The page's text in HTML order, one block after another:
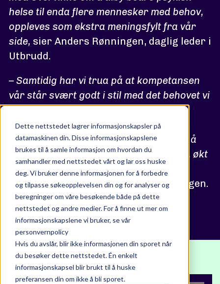
Dette nettstedet lagrer informasjonskapsler på
datamaskinen din. Disse informasjonskapslene
brukes til å samle informasjon om hvordan du
samhandler med nettstedet vårt og lar oss huske
deg. Vi bruker denne informasjonen for å forbedre
og tilpasse søkeopplevelsen din og for analyser og
beregninger om våre besøkende både på dette
nettstedet og andre medier. For å finne ut mer om
informasjonskapslene vi bruker, se vår
personvernpolicy
Hvis du avslår, blir ikke informasjonen din sporet når
du besøker dette nettstedet. Én enkelt
informasjonskapsel blir brukt til å huske
preferansen din om ikke å bli sporet.
helse til enda flere mennesker med behov,
oppleves som ekstra meningsfylt fra vår
side, sier Anders Rønningen, daglig leder i
Utbrudd.
– Samtidig har vi trua på at kompetansen
vår står svært godt i stil med det behovet vi
har avdekket sammen med folkene i
Overvinne. Målet vårt er å utgjøre en
forskjell for tjenestene deres, gjennom å
bidra til bedre kontroll på kundereisen, økt
kjennskap til merkevaren og bedre
synlighet i markedet, avslutter Rønningen.
Kanskje vil du også like: